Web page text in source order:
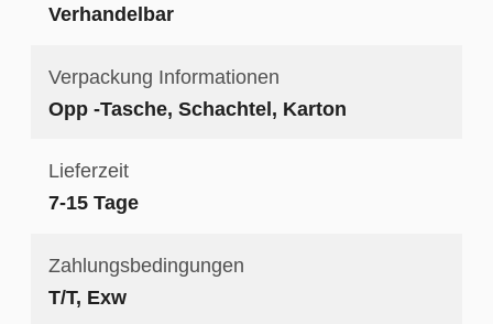
Verhandelbar
Verpackung Informationen
Opp -Tasche, Schachtel, Karton
Lieferzeit
7-15 Tage
Zahlungsbedingungen
T/T, Exw